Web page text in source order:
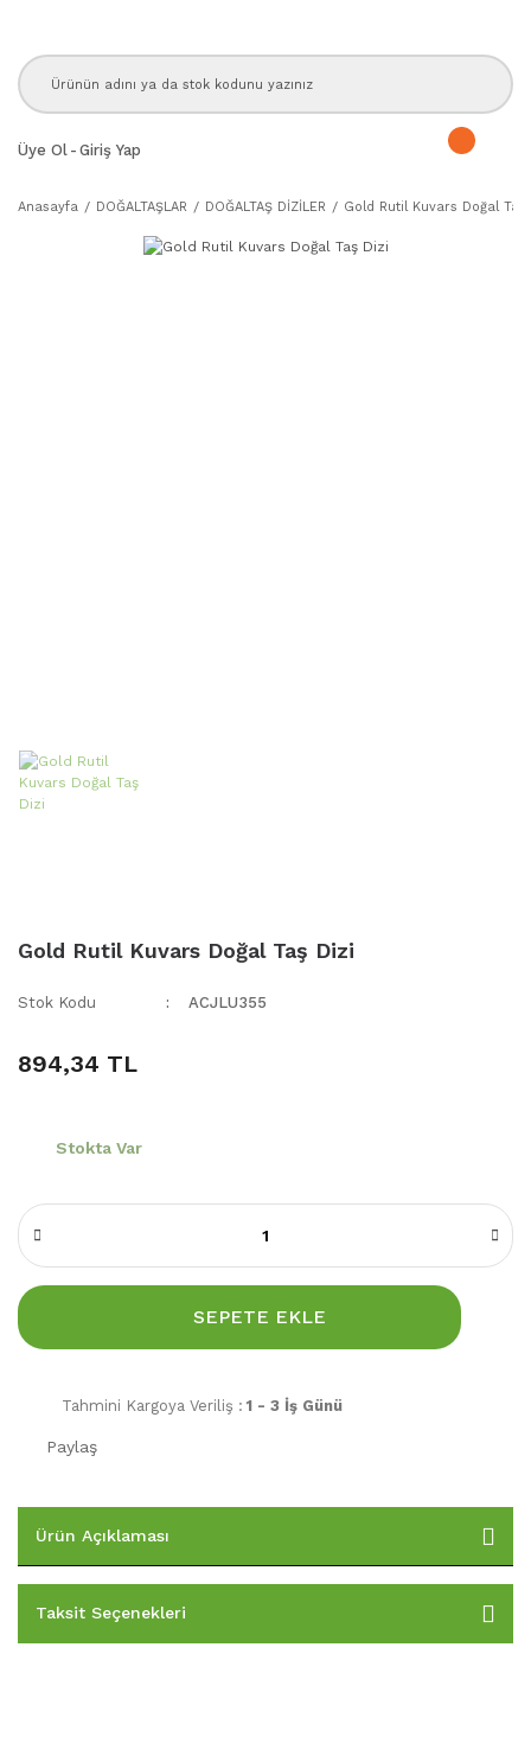
Üye Ol - Giriş Yap
Anasayfa DOĞALTAŞLAR DOĞALTAŞ DİZİLER Gold Rutil Kuvars Doğal Taş
Gold Rutil Kuvars Doğal Taş Dizi
Stok Kodu ACJLU355
894,34 TL
Stokta Var
SEPETE EKLE
Tahmini Kargoya Veriliş : 1 - 3 İş Günü
Paylaş
Ürün Açıklaması
Taksit Seçenekleri